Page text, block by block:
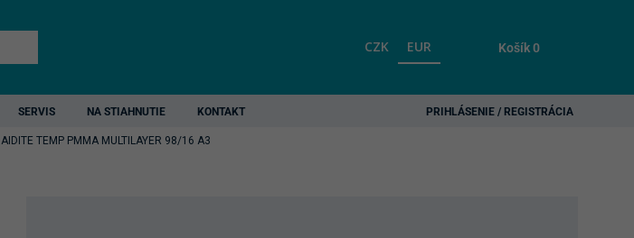
CZK EUR Košík0
SERVIS NA STIAHNUTIE KONTAKT PRIHLÁSENIE / REGISTRÁCIA
AIDITE TEMP PMMA MULTILAYER 98/16 A3